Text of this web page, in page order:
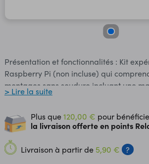
Présentation et fonctionnalités : Kit expérimental pour
Raspberry Pi (non incluse) qui
montages sans soudure incluant une
des buzzers, un servomoteur, .... Compatibilité : Raspberry
Un guide d'utilisation détaillé et des
programmes sont disponibles en
en anglais, voir fiche technique). Contenu : - 1 x plaque de
montage rapide sans soudure 830
> Lire la suite
Plus que120,00 € pour
la livraison offerte en points
Livraison à partir de 5,90 € ?